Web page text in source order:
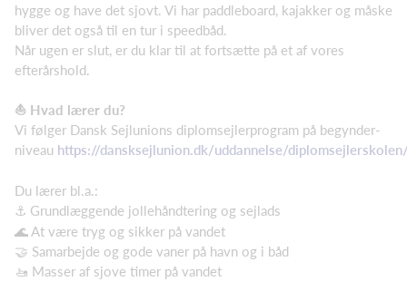
hygge og have det sjovt. Vi har paddleboard, kajakker og måske
bliver det også til en tur i speedbåd.
Når ugen er slut, er du klar til at fortsætte på et af vores
efterårshold.
⛵ Hvad lærer du?
Vi følger Dansk Sejlunions diplomsejlerprogram på begynder-
niveau https://dansksejlunion.dk/uddannelse/
Du lærer bl.a.:
⚓ Grundlæggende jollehåndtering og sejlads
🌊 At være tryg og sikker på vandet
🤝 Samarbejde og gode vaner på havn og i båd
🚤 Masser af sjove timer på vandet